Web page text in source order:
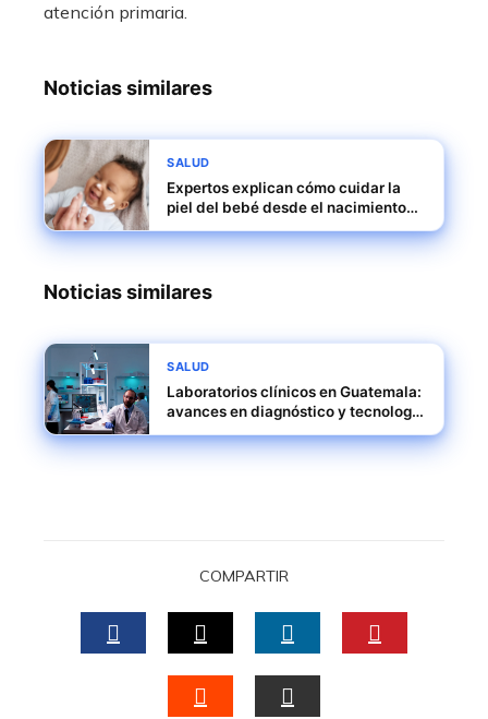
atención primaria.
Noticias similares
SALUD
Expertos explican cómo cuidar la
piel del bebé desde el nacimiento
hasta el año
Noticias similares
SALUD
Laboratorios clínicos en Guatemala:
avances en diagnóstico y tecnología
médica
COMPARTIR
FACEBOOKTWITTERLINKEDIN